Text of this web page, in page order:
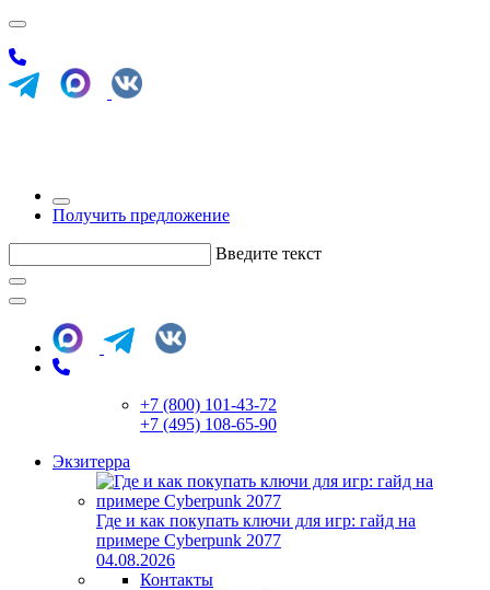
Получить предложение
Введите текст
+7 (800) 101-43-72
+7 (495) 108-65-90
Экзитерра
Где и как покупать ключи для игр: гайд на
примере Cyberpunk 2077
04.08.2026
Контакты